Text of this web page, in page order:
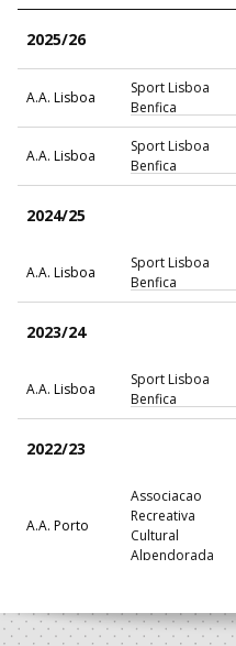
2025/26
A.A. Lisboa
Sport Lisboa
Benfica
A.A. Lisboa
Sport Lisboa
Benfica
2024/25
A.A. Lisboa
Sport Lisboa
Benfica
2023/24
A.A. Lisboa
Sport Lisboa
Benfica
2022/23
A.A. Porto
Associacao
Recreativa
Cultural
Alpendorada
Benfica